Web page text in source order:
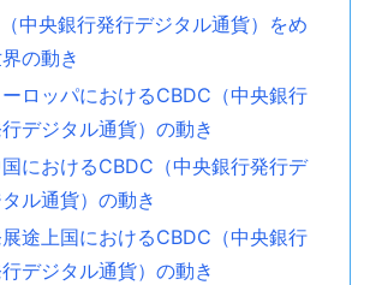
中央銀行発行デジタル通貨）をめ
の動き
ーロッパにおけるCBDC（中央銀行
デジタル通貨）の動き
におけるCBDC（中央銀行発行デ
タル通貨）の動き
途上国におけるCBDC（中央銀行
デジタル通貨）の動き